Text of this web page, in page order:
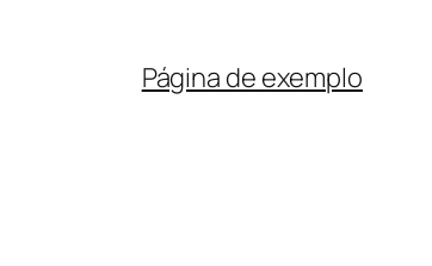
Página de exemplo